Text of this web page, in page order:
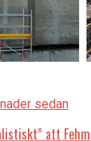
sedan
att